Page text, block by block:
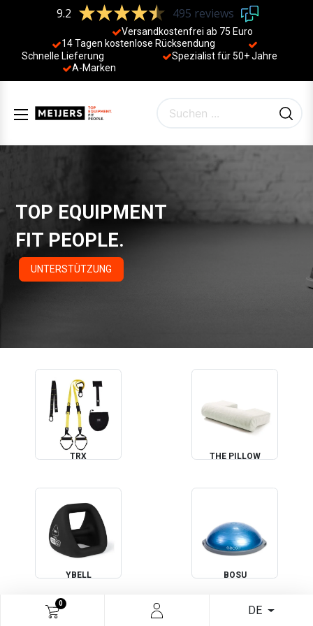
0
DE
9.2 495 reviews
Versandkostenfrei ab 75 Euro
14 Tagen kostenlose Rücksendung
Schnelle Lieferung
Spezialist für 50+ Jahre
A-Marken
TOP EQUIPMENT
FIT PEOPLE.
UNTERSTÜTZUNG
TRX THE PILLOW
YBELL BOSU